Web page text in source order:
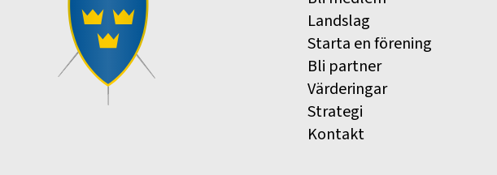
Landslag
Starta en förening
Bli partner
Värderingar
Strategi
Kontakt